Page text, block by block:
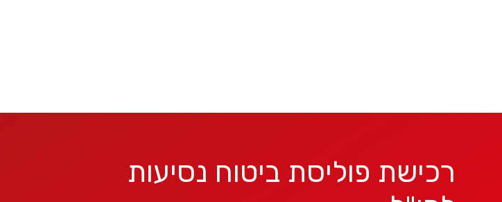
רכישת פוליסת ביטוח נסיעות